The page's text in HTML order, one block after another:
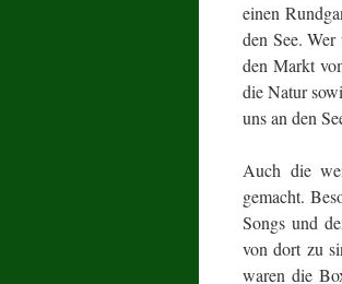
einen
den See.
den Markt
die Natur
uns an den
Auch die
gemacht.
Songs und
von dort zu
waren die